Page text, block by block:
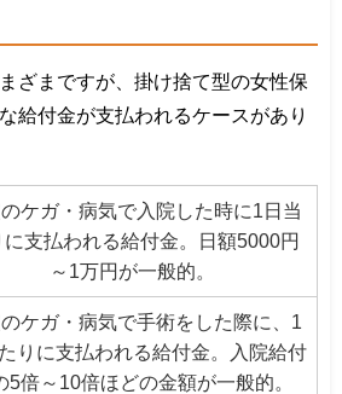
ざまですが、掛け捨て型の女性保
給付金が支払われるケースがあり
ケガ・病気で入院した時に1日当
に支払われる給付金。日額5000円
～1万円が一般的。
ケガ・病気で手術をした際に、1
りに支払われる給付金。入院給付
5倍～10倍ほどの金額が一般的。